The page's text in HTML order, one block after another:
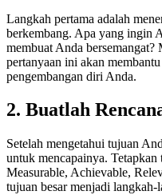
Langkah pertama adalah
berkembang. Apa yang ingin
membuat Anda bersemangat?
pertanyaan ini akan
pengembangan diri Anda.
2. Buatlah
Setelah mengetahui tujuan
untuk mencapainya.
Measurable, Achievable,
tujuan besar menjadi